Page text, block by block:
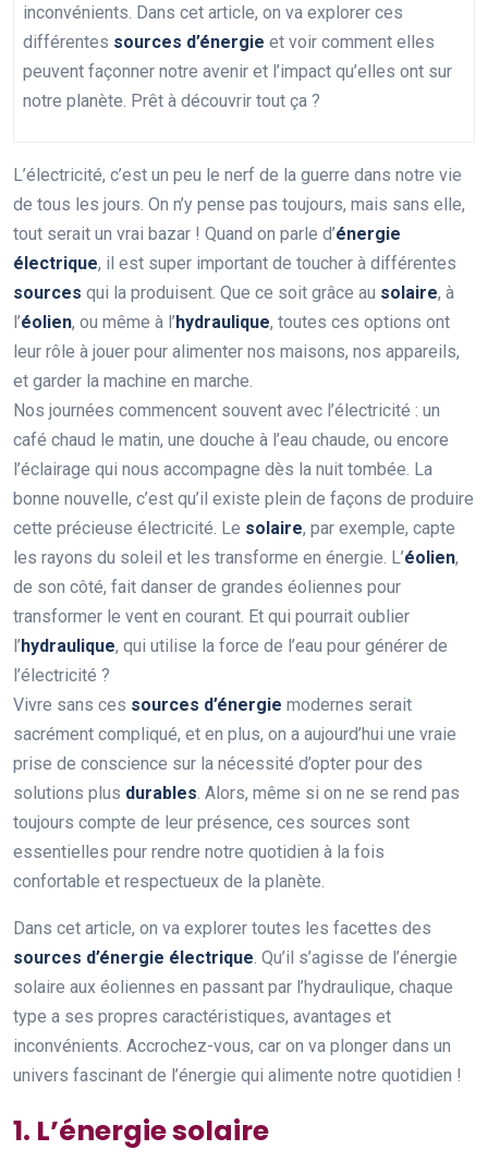
inconvénients. Dans cet article, on va explorer ces
différentes sources d’énergie et voir comment elles
peuvent façonner notre avenir et l’impact qu’elles ont sur
notre planète. Prêt à découvrir tout ça ?
L’électricité, c’est un peu le nerf de la guerre dans notre vie
de tous les jours. On n’y pense pas toujours, mais sans elle,
tout serait un vrai bazar ! Quand on parle d’énergie
électrique, il est super important de toucher à différentes
sources qui la produisent. Que ce soit grâce au solaire, à
l’éolien, ou même à l’hydraulique, toutes ces options ont
leur rôle à jouer pour alimenter nos maisons, nos appareils,
et garder la machine en marche.
Nos journées commencent souvent avec l’électricité : un
café chaud le matin, une douche à l’eau chaude, ou encore
l’éclairage qui nous accompagne dès la nuit tombée. La
bonne nouvelle, c’est qu’il existe plein de façons de produire
cette précieuse électricité. Le solaire, par exemple, capte
les rayons du soleil et les transforme en énergie. L’éolien,
de son côté, fait danser de grandes éoliennes pour
transformer le vent en courant. Et qui pourrait oublier
l’hydraulique, qui utilise la force de l’eau pour générer de
l’électricité ?
Vivre sans ces sources d’énergie modernes serait
sacrément compliqué, et en plus, on a aujourd’hui une vraie
prise de conscience sur la nécessité d’opter pour des
solutions plus durables. Alors, même si on ne se rend pas
toujours compte de leur présence, ces sources sont
essentielles pour rendre notre quotidien à la fois
confortable et respectueux de la planète.
Dans cet article, on va explorer toutes les facettes des
sources d’énergie électrique. Qu’il s’agisse de l’énergie
solaire aux éoliennes en passant par l’hydraulique, chaque
type a ses propres caractéristiques, avantages et
inconvénients. Accrochez-vous, car on va plonger dans un
univers fascinant de l’énergie qui alimente notre quotidien !
1. L’énergie solaire